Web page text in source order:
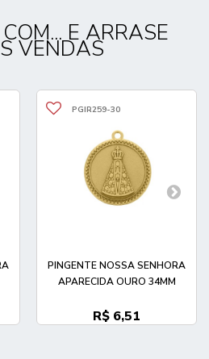
E ARRASE
VENDAS
PGIR259-30
PINGENTE NOSSA SENHORA
APARECIDA OURO 34MM
R$ 6,51